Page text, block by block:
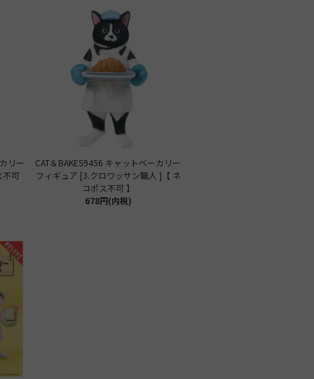
リー
不可
CAT＆BAKES9456 キャットベーカリー
フィギュア [3.クロワッサン職人 ]【 ネ
コポス不可 】
678円(内税)